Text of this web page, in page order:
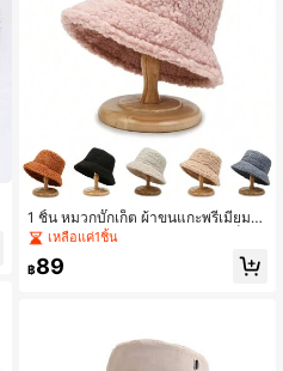
1 ชิ้น หมวกบั๊กเก็ต ผ้าขนแกะพรีเมียม
สำหรับฤดูหนาวและใบไม้ร่วง ยูนิเซ็กซ์
นุ่มสบาย อุ่น มีผ้าขนสัตว์
เหลือแค่1ชิ้น
฿89